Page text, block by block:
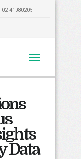
02-41080205
Data